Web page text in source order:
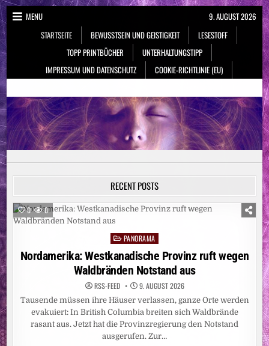
Skip
to
content
MENU
STARTSEITE
BEWUSSTSEIN UND GEISTIGKEIT
LESESTOFF
TOPP PRINTBÜCHER
UNTERHALTUNGSTIPP
IMPRESSUM UND DATENSCHUTZ
COOKIE-RICHTLINIE (EU)
9. AUGUST 2026
NeueSpiritualität.de
RECENT POSTS
0 0
PostedPANORAMA
Nordamerika: Westkanadische Provinz ruft wegen
Waldbränden Notstand aus
RSS-FEED 9. AUGUST 2026
Tausende müssen ihre Häuser verlassen, ganze Orte werden
evakuiert: In British Columbia breiten sich Waldbrände
rasant aus. Jetzt hat die Provinzregierung den Notstand
ausgerufen. Zur…